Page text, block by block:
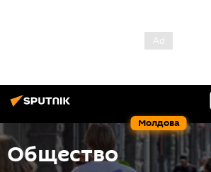
Молдова
Общество